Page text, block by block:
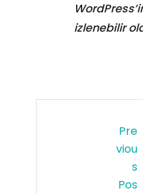
izlenebilir
Pre
Viou
S
Pos